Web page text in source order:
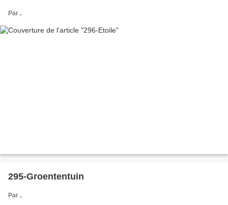
Par .
295-Groententuin
Par .